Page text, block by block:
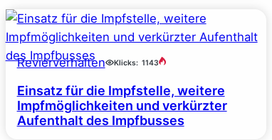
Revierverhalten Klicks: 1143
Einsatz für die Impfstelle, weitere
Impfmöglichkeiten und verkürzter
Aufenthalt des Impfbusses